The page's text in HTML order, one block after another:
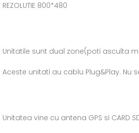
REZOLUTIE 800*480
Unitatile sunt dual zone(poti asculta
Aceste unitati au cablu Plug&Play.
Unitatea vine cu antena GPS si CARD